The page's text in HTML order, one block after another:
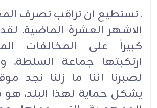
ـ تستطيع ان تراقب تصرف
الاشهر العشرة الماضية.
كبيراً على المخالفات
ارتكبتها جماعة السلطة.
لصبرنا اننا ما زلنا نجد
يشكل حماية لهذا البلد،